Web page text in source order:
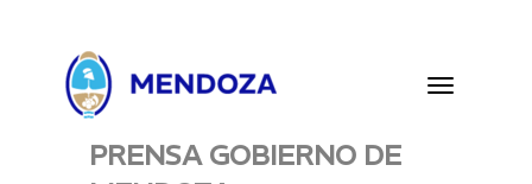
Toggle
PRENSA GOBIERNO DE